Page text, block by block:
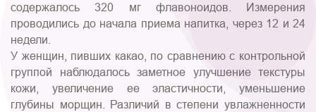
содержалось 320 мг флавоноидов. Измерения
проводились до начала приема напитка, через 12 и 24
недели.
У женщин, пивших какао, по сравнению с контрольной
группой наблюдалось заметное улучшение текстуры
кожи, увеличение ее эластичности, уменьшение
глубины морщин. Различий в степени увлажненности